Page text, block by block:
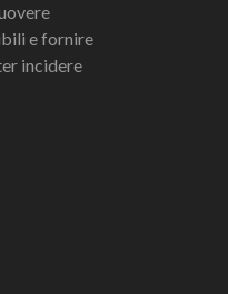
e fornire
incidere